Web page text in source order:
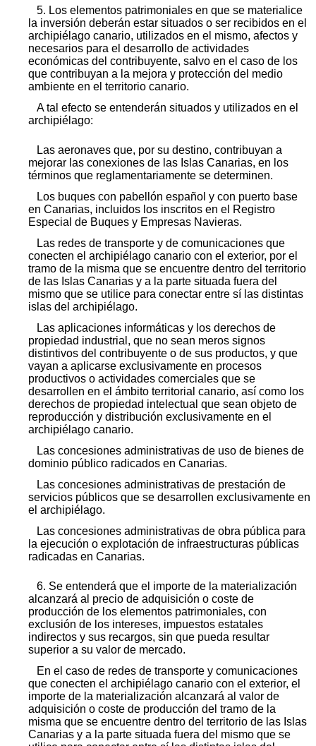
5. Los elementos patrimoniales en que se materialice
la inversión deberán estar situados o ser recibidos en el
archipiélago canario, utilizados en el mismo, afectos y
necesarios para el desarrollo de actividades
económicas del contribuyente, salvo en el caso de los
que contribuyan a la mejora y protección del medio
ambiente en el territorio canario.
A tal efecto se entenderán situados y utilizados en el
archipiélago:
Las aeronaves que, por su destino, contribuyan a
mejorar las conexiones de las Islas Canarias, en los
términos que reglamentariamente se determinen.
Los buques con pabellón español y con puerto base
en Canarias, incluidos los inscritos en el Registro
Especial de Buques y Empresas Navieras.
Las redes de transporte y de comunicaciones que
conecten el archipiélago canario con el exterior, por el
tramo de la misma que se encuentre dentro del territorio
de las Islas Canarias y a la parte situada fuera del
mismo que se utilice para conectar entre sí las distintas
islas del archipiélago.
Las aplicaciones informáticas y los derechos de
propiedad industrial, que no sean meros signos
distintivos del contribuyente o de sus productos, y que
vayan a aplicarse exclusivamente en procesos
productivos o actividades comerciales que se
desarrollen en el ámbito territorial canario, así como los
derechos de propiedad intelectual que sean objeto de
reproducción y distribución exclusivamente en el
archipiélago canario.
Las concesiones administrativas de uso de bienes de
dominio público radicados en Canarias.
Las concesiones administrativas de prestación de
servicios públicos que se desarrollen exclusivamente en
el archipiélago.
Las concesiones administrativas de obra pública para
la ejecución o explotación de infraestructuras públicas
radicadas en Canarias.
6. Se entenderá que el importe de la materialización
alcanzará al precio de adquisición o coste de
producción de los elementos patrimoniales, con
exclusión de los intereses, impuestos estatales
indirectos y sus recargos, sin que pueda resultar
superior a su valor de mercado.
En el caso de redes de transporte y comunicaciones
que conecten el archipiélago canario con el exterior, el
importe de la materialización alcanzará al valor de
adquisición o coste de producción del tramo de la
misma que se encuentre dentro del territorio de las Islas
Canarias y a la parte situada fuera del mismo que se